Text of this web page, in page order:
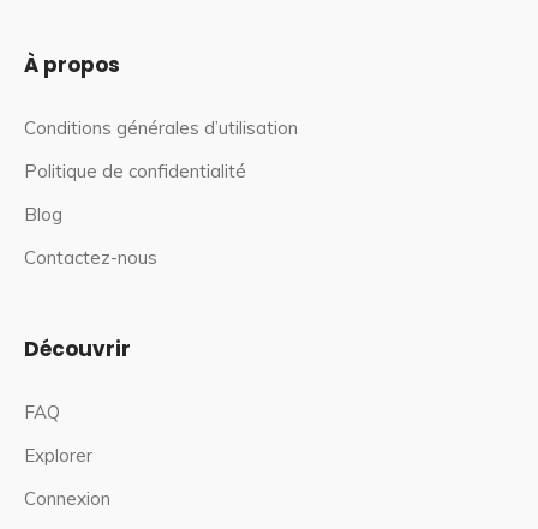
À propos
Conditions générales d’utilisation
Politique de confidentialité
Blog
Contactez-nous
Découvrir
FAQ
Explorer
Connexion